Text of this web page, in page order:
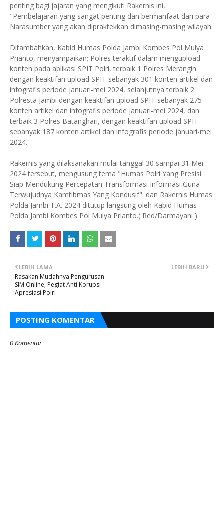
penting bagi jajaran yang mengikuti Rakernis ini,
"Pembelajaran yang sangat penting dan bermanfaat dari para
Narasumber yang akan dipraktekkan dimasing-masing wilayah.
Ditambahkan, Kabid Humas Polda Jambi Kombes Pol Mulya
Prianto, menyampaikan; Polres teraktif dalam mengupload
konten pada aplikasi SPIT Polri, terbaik 1 Polres Merangin
dengan keaktifan upload SPIT sebanyak 301 konten artikel dan
infografis periode januari-mei 2024, selanjutnya terbaik 2
Polresta Jambi dengan keaktifan upload SPIT sebanyak 275
konten artikel dan infografis periode januari-mei 2024, dan
terbaik 3 Polres Batanghari, dengan keaktifan upload SPIT
sebanyak 187 konten artikel dan infografis periode januari-mei
2024.
Rakernis yang dilaksanakan mulai tanggal 30 sampai 31 Mei
2024 tersebut, mengusung tema "Humas Polri Yang Presisi
Siap Mendukung Percepatan Transformasi Informasi Guna
Terwujudnya Kamtibmas Yang Kondusif". dan Rakernis Humas
Polda Jambi T.A. 2024 ditutup langsung oleh Kabid Humas
Polda Jambi Kombes Pol Mulya Prianto.( Red/Darmayani ).
LEBIH BARU
LEBIH LAMA
Rasakan Mudahnya Pengurusan
SIM Online, Pegiat Anti Korupsi
Apresiasi Polri
POSTING KOMENTAR
0 Komentar